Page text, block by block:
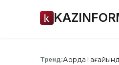
Тренд:Ақорда